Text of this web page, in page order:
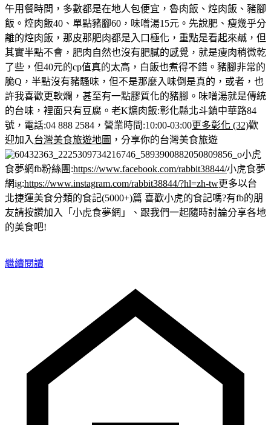
午用餐時間，多數都是在地人包便宜，魯肉飯、焢肉飯、豬腳
飯。 焢肉飯40、單點豬腳60，味噌湯15元。 先說肥、瘦幾乎分
離的焢肉飯，那皮那肥肉都是入口極化，重點是看起來鹹，但
其實半點不會，肥肉自然也沒有肥膩的感覺，就是瘦肉稍微乾
了些，但40元的cp值真的太高，白飯也煮得不錯。 豬腳非常的
脆Q，半點沒有豬騷味，但不是那麼入味倒是真的，或者，也
許我喜歡更軟爛，甚至有一點膠質化的豬腳。味噌湯就是傳統
的台味，裡面只有豆腐。 老K爌肉飯:彰化縣北斗鎮中華路84
號，電話:04 888 2584，營業時間:10:00-03:00更多彰化 (32)歡
迎加入 台灣美食旅遊地圖 ，分享你的台灣美食旅遊
小虎
食夢網fb粉絲團:https://www.facebook.com/rabbit38844/小虎食夢
網ig:https://www.instagram.com/rabbit38844/?hl=zh-tw更多以台
北捷運美食分類的食記(5000+)篇 喜歡小虎的食記嗎?有fb的朋
友請按讚加入「小虎食夢網」、跟我們一起隨時討論分享各地
的美食吧!
繼續閱讀